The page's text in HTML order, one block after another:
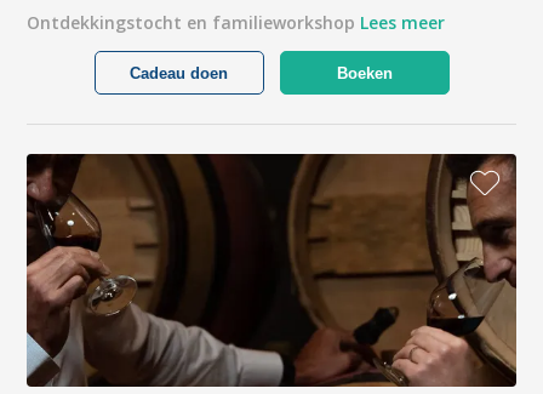
Ontdekkingstocht en familieworkshop Lees meer
Boeken
Cadeau doen